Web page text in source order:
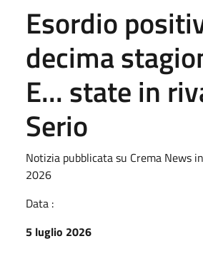
Esordio
decima
E... state in
Serio
Notizia pubblicata su Crema News
2026
Data :
5 luglio 2026